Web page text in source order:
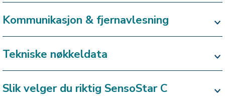
Kommunikasjon & fjernavlesning
Tekniske nøkkeldata
Slik velger du riktig SensoStar C